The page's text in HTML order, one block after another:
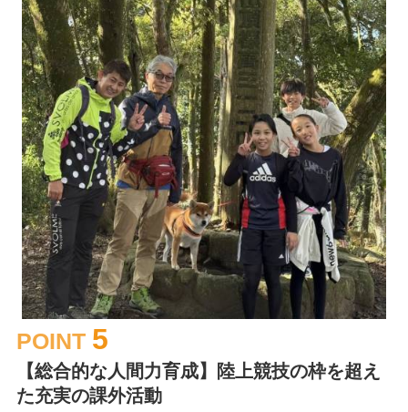
POINT 5
【総合的な人間力育成】陸上競技の枠を超え
た充実の課外活動